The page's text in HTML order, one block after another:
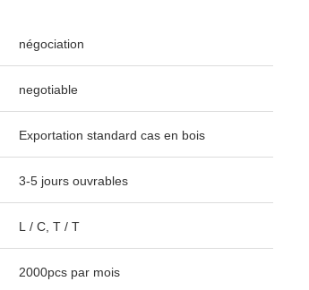
négociation
negotiable
Exportation standard cas en bois
3-5 jours ouvrables
L / C, T / T
2000pcs par mois